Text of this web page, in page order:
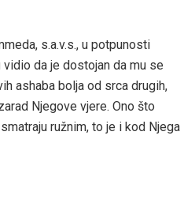
s.a.v.s., u potpunosti
da je dostojan da mu se
ashaba bolja od srca drugih,
Njegove vjere. Ono što
ružnim, to je i kod Njega